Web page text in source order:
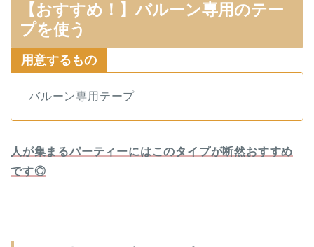
【おすすめ！】バルーン専用のテー
プを使う
用意するもの
バルーン専用テープ
人が集まるパーティーにはこのタイプが断然おすすめ
です◎